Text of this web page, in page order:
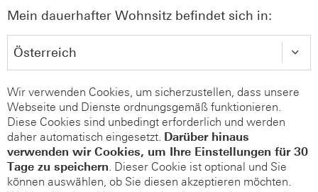
Mein dauerhafter Wohnsitz befindet sich in:
Wir verwenden Cookies, um sicherzustellen, dass unsere
Webseite und Dienste ordnungsgemäß funktionieren.
Diese Cookies sind unbedingt erforderlich und werden
daher automatisch eingesetzt. Darüber hinaus
verwenden wir Cookies, um Ihre Einstellungen für 30
Tage zu speichern. Dieser Cookie ist optional und Sie
können auswählen, ob Sie diesen akzeptieren möchten.